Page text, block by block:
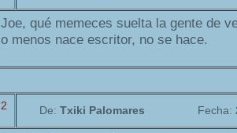
Joe, qué memeces suelta la gente de
o menos nace escritor, no se hace.
2 De: Txiki Palomares Fecha: